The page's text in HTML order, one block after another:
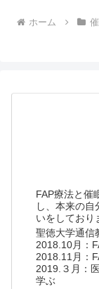
ホーム
FAP療法と催
し、本来の
いをしており
聖徳大学通信
2018.10月：
2018.11月：
2019.３月：
学ぶ